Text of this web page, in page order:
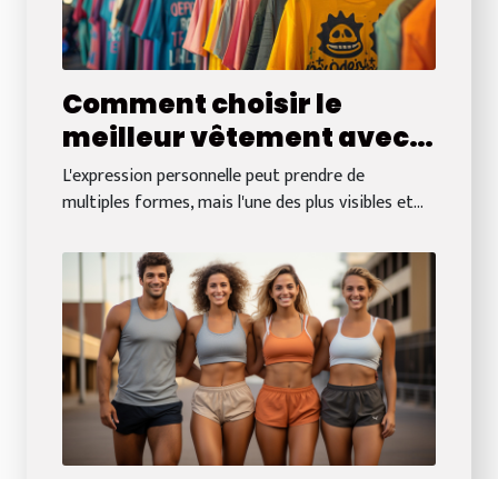
Comment choisir le
meilleur vêtement avec
slogan pour chaque
occasion
L'expression personnelle peut prendre de
multiples formes, mais l'une des plus visibles et...